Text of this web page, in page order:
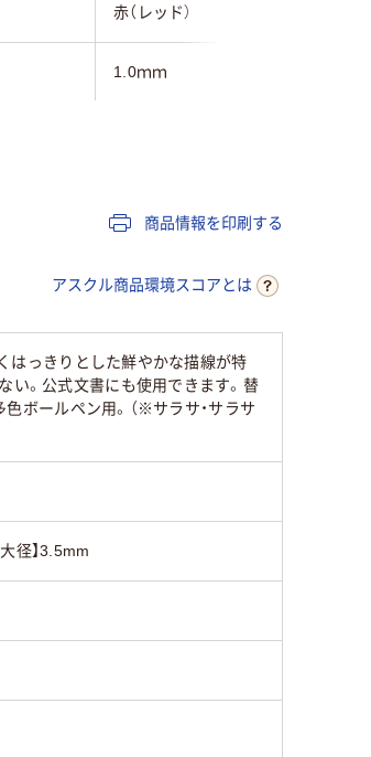
赤（レッド）
1.0ｍｍ
（ゲルインク）
商品情報を印刷する
アスクル商品環境スコアとは
はっきりとした鮮やかな描線が特
い。公式文書にも使用できます。替
ボールペン用。（※サラサ・サラサ
大径】3.5mm